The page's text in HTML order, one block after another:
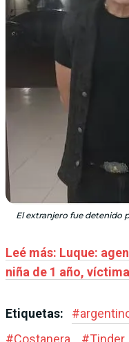
El extranjero fue detenido
Leé más: Luque:
niña de 1 año,
Etiquetas: #
#Costanera #Tinder